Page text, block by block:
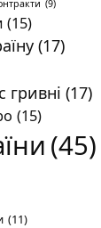
(9)
(15)
(17)
гривні (17)
(15)
(45)
(11)